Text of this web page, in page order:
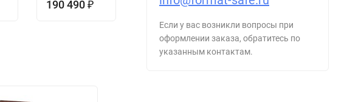
190 490₽ 1 415 293₽
469₽
Если у вас возникли вопросы при
оформлении заказа, обратитесь по
указанным контактам.